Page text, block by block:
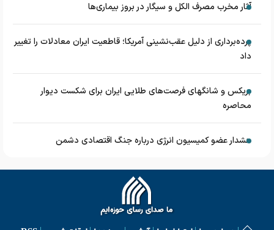
آثار مخرب مصرف الکل و سیگار در بروز بیماری‌ها
پرده‌برداری از دلیل عقب‌نشینی آمریکا؛ قاطعیت ایران معادلات را تغییر
داد
بریکس و شانگهای فرصت‌های طلایی ایران برای شکست دیوار
محاصره
هشدار عضو کمیسیون انرژی درباره جنگ اقتصادی دشمن